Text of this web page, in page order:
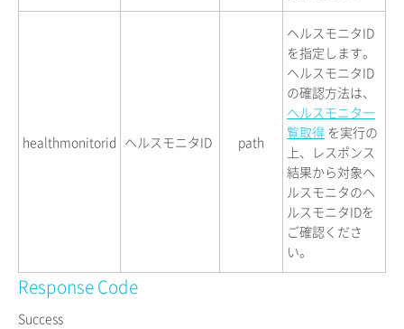
healthmonitorid ヘルスモニタID path
ヘルスモニタID
を指定します。
ヘルスモニタID
の確認方法は、
ヘルスモニタ一
覧取得 を実行の
上、レスポンス
結果から対象ヘ
ルスモニタのヘ
ルスモニタIDを
ご確認くださ
い。
Response Code
Success